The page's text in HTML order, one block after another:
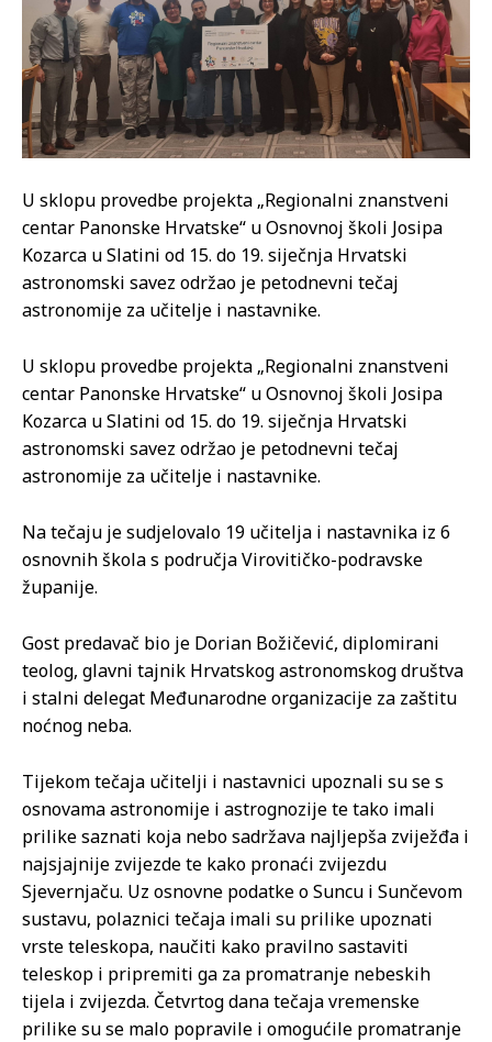
U sklopu provedbe projekta „Regionalni znanstveni
centar Panonske Hrvatske“ u Osnovnoj školi Josipa
Kozarca u Slatini od 15. do 19. siječnja Hrvatski
astronomski savez održao je petodnevni tečaj
astronomije za učitelje i nastavnike.
U sklopu provedbe projekta „Regionalni znanstveni
centar Panonske Hrvatske“ u Osnovnoj školi Josipa
Kozarca u Slatini od 15. do 19. siječnja Hrvatski
astronomski savez održao je petodnevni tečaj
astronomije za učitelje i nastavnike.
Na tečaju je sudjelovalo 19 učitelja i nastavnika iz 6
osnovnih škola s područja Virovitičko-podravske
županije.
Gost predavač bio je Dorian Božičević, diplomirani
teolog, glavni tajnik Hrvatskog astronomskog društva
i stalni delegat Međunarodne organizacije za zaštitu
noćnog neba.
Tijekom tečaja učitelji i nastavnici upoznali su se s
osnovama astronomije i astrognozije te tako imali
prilike saznati koja nebo sadržava najljepša zviježđa i
najsjajnije zvijezde te kako pronaći zvijezdu
Sjevernjaču. Uz osnovne podatke o Suncu i Sunčevom
sustavu, polaznici tečaja imali su prilike upoznati
vrste teleskopa, naučiti kako pravilno sastaviti
teleskop i pripremiti ga za promatranje nebeskih
tijela i zvijezda. Četvrtog dana tečaja vremenske
prilike su se malo popravile i omogućile promatranje